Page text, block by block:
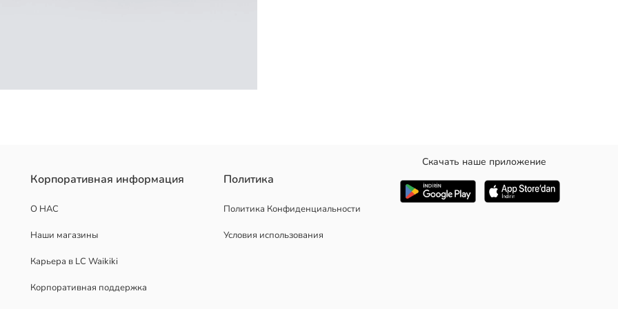
Его длинная структура удобно оборачивается и защищает вас в холодную погоду, а стильный узор добавляет динамичности
Корпоративная информация
О НАС
Наши магазины
Карьера в LC Waikiki
Корпоративная поддержка
Политика
Политика Конфиденциальности
Условия использования
Скачать наше приложение